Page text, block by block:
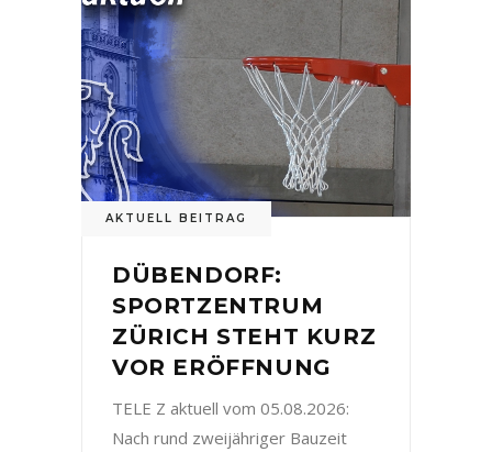
AKTUELL BEITRAG
DÜBENDORF:
SPORTZENTRUM
ZÜRICH STEHT KURZ
VOR ERÖFFNUNG
TELE Z aktuell vom 05.08.2026:
Nach rund zweijähriger Bauzeit